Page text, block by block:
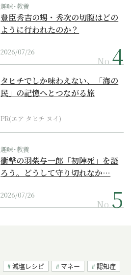
趣味･教養
豊臣秀吉の甥・秀次の切腹はどの
ように行われたのか？
2026/07/26
No.
タヒチでしか味わえない、「海の
民」の記憶へとつながる旅
PR(エア タヒチ ヌイ)
趣味･教養
衝撃の羽柴与一郎「初陣死」を語
ろう。どうして守り切れなか…
2026/07/26
No.
減塩レシピ マネー
認知症